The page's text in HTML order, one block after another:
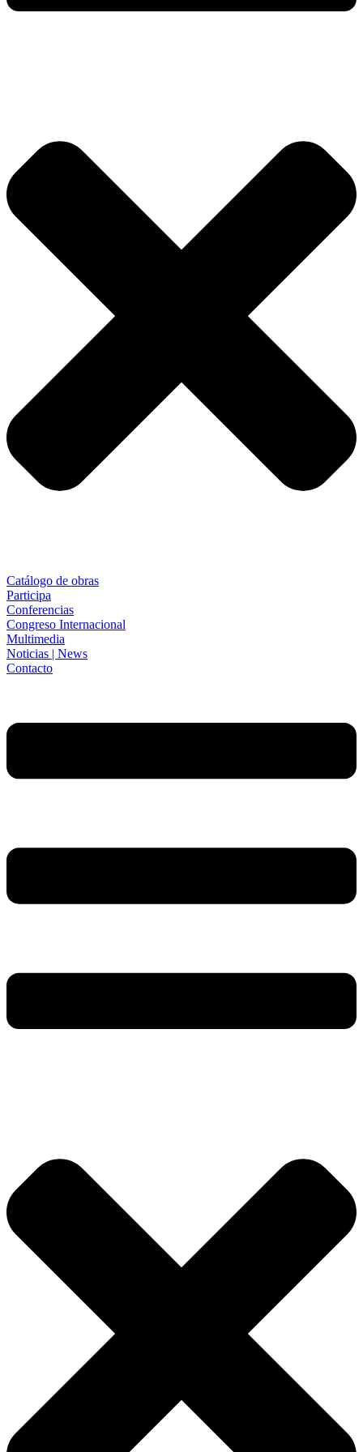
Catálogo de obras
Participa
Conferencias
Congreso Internacional
Multimedia
Noticias | News
Contacto